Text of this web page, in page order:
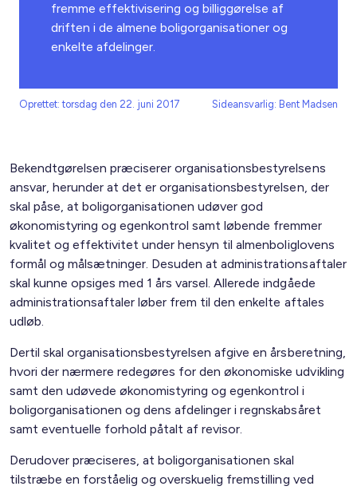
fremme effektivisering og billiggørelse af
driften i de almene boligorganisationer og
enkelte afdelinger.
Oprettet: torsdag den 22. juni 2017 Sideansvarlig: Bent Madsen
Bekendtgørelsen præciserer organisationsbestyrelsens
ansvar, herunder at det er organisationsbestyrelsen, der
skal påse, at boligorganisationen udøver god
økonomistyring og egenkontrol samt løbende fremmer
kvalitet og effektivitet under hensyn til almenboliglovens
formål og målsætninger. Desuden at administrationsaftaler
skal kunne opsiges med 1 års varsel. Allerede indgåede
administrationsaftaler løber frem til den enkelte aftales
udløb.
Dertil skal organisationsbestyrelsen afgive en årsberetning,
hvori der nærmere redegøres for den økonomiske udvikling
samt den udøvede økonomistyring og egenkontrol i
boligorganisationen og dens afdelinger i regnskabsåret
samt eventuelle forhold påtalt af revisor.
Derudover præciseres, at boligorganisationen skal
tilstræbe en forståelig og overskuelig fremstilling ved